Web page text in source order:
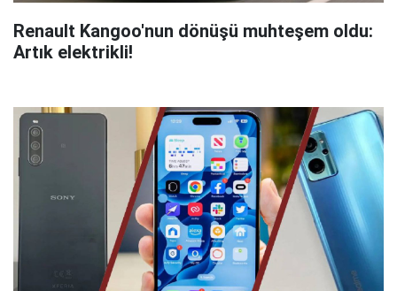
Renault Kangoo'nun dönüşü muhteşem oldu:
Artık elektrikli!